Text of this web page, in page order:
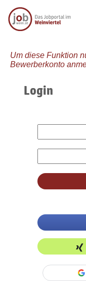
Um diese Funktion
Bewerberkonto
Login